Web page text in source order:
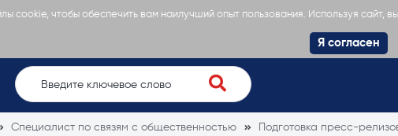
cookie, чтобы обеспечить вам наилучший опыт пользования. Используя сайт,
Я согласен
Специалист по связям с общественностью Подготовка пресс-